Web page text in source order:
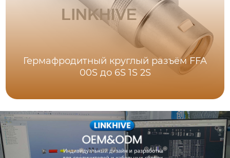
Гермафродитный круглый разъём FFA
00S до 6S 1S 2S